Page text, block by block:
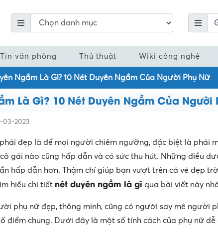
Tin văn phòng Thủ thuật Wiki công nghệ
Ngầm Là Gì? 10 Nét Duyên Ngầm Của Người Phụ Nữ
Là Gì? 10 Nét Duyên Ngầm Của Người
2023
đẹp là để mọi người chiêm ngưỡng, đặc biệt là phái
gái nào cũng hấp dẫn và có sức thu hút. Những điều
hấp dẫn hơn. Thậm chí giúp bạn vượt trên cả vẻ đẹp
hiểu chi tiết nét duyên ngầm là gì qua bài viết này
phụ nữ đẹp, thông minh, cũng có người say mê người
điểm chung. Dưới đây là một số tính cách của phụ nữ